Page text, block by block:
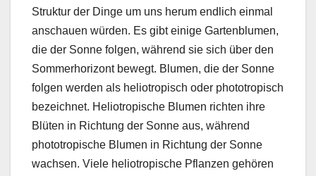
Struktur der Dinge um uns herum endlich einmal
anschauen würden. Es gibt einige Gartenblumen,
die der Sonne folgen, während sie sich über den
Sommerhorizont bewegt. Blumen, die der Sonne
folgen werden als heliotropisch oder phototropisch
bezeichnet. Heliotropische Blumen richten ihre
Blüten in Richtung der Sonne aus, während
phototropische Blumen in Richtung der Sonne
wachsen. Viele heliotropische Pflanzen gehören